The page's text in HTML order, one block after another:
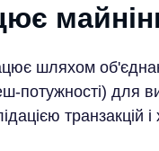
шляхом
потужності) для
транзакцій